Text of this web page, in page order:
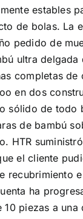
estables
de bolas. La
pedido de
ultra
completas de
en dos
sólido de todo
de bambú
HTR
el cliente
recubrimiento
ha
10 piezas a una